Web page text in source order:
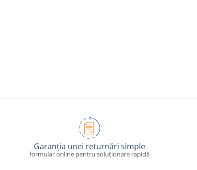
Garanția unei returnări simple
formular online pentru soluționare rapidă